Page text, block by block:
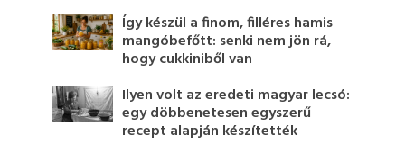
Így készül a finom, filléres hamis
mangóbefőtt: senki nem jön rá,
hogy cukkiniből van
Ilyen volt az eredeti magyar lecsó:
egy döbbenetesen egyszerű
recept alapján készítették